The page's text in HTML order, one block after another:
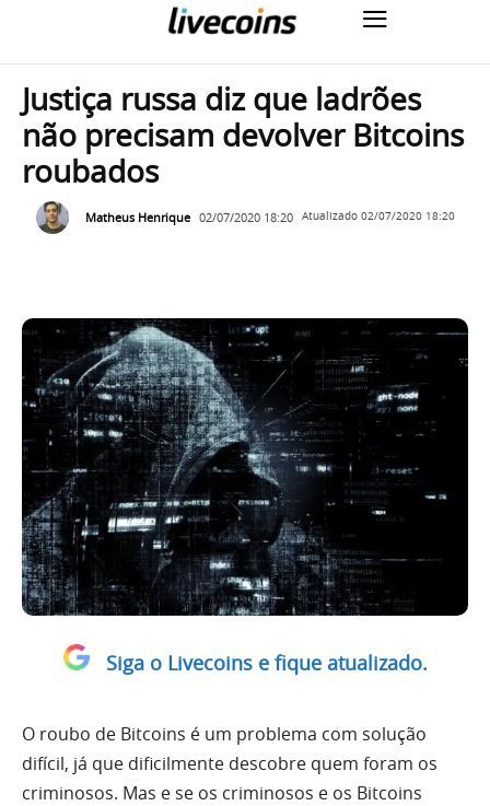
Justiça russa diz que ladrões
não precisam devolver Bitcoins
roubados
Matheus Henrique 02/07/2020 18:20 Atualizado 02/07/2020 18:20
Siga o Livecoins e fique atualizado.
O roubo de Bitcoins é um problema com solução
difícil, já que dificilmente descobre quem foram os
criminosos. Mas e se os criminosos e os Bitcoins